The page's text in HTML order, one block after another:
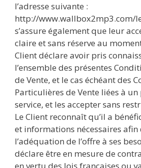
l’adresse suivante :
http://www.wallbox2mp3.com/
s’assure également que leur
claire et sans réserve au
Client déclare avoir pris
l’ensemble des présentes
de Vente, et le cas échéant des
Particulières de Vente liées à
service, et les accepter sans
Le Client reconnaît qu’il a
et informations nécessaires afin
l’adéquation de l’offre à ses
déclare être en mesure de
en vertu des lois françaises ou